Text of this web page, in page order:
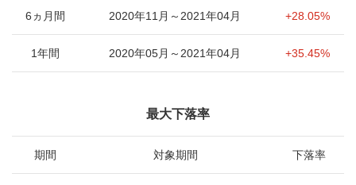
6ヵ月間 2020年11月～2021年04月 +28.05%
1年間 2020年05月～2021年04月 +35.45%
最大下落率
期間 対象期間 下落率